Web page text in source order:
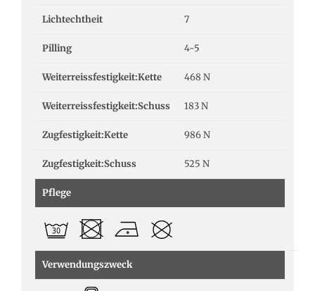
Lichtechtheit 7
Pilling 4-5
Weiterreissfestigkeit:Kette 468 N
Weiterreissfestigkeit:Schuss 183 N
Zugfestigkeit:Kette 986 N
Zugfestigkeit:Schuss 525 N
Pflege
Verwendungszweck